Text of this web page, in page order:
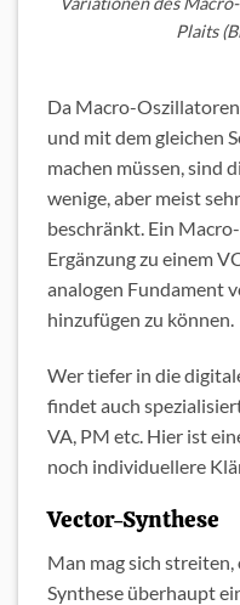
Plaits
Da Macro-
und mit dem gleichen
machen müssen, sind
wenige, aber meist
beschränkt. Ein
Ergänzung zu einem
analogen Fundament
hinzufügen zu können.
Wer tiefer in die
findet auch
VA, PM etc. Hier ist
noch individuellere
Vector-Synthese
Man mag sich
Synthese überhaupt